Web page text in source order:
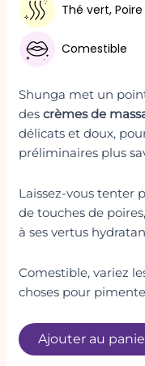
Thé vert, Poire
Comestible
Shunga met un
descrèmes de
délicats et doux,
préliminaires plus
Laissez-vous tenter
de touches de
à ses vertus
Comestible, variez
choses pour
Ajouter au